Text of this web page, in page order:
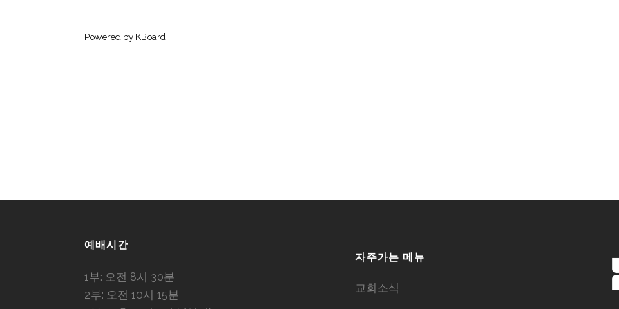
Powered by KBoard
예배시간
1부: 오전 8시 30분
2부: 오전 10시 15분
자주가는 메뉴
교회소식